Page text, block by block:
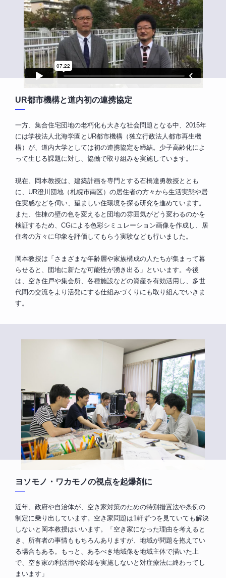
UR都市機構と道内初の連携協定
一方、集合住宅団地の老朽化も大きな社会問題となる中、2015年
には学校法人北海学園とUR都市機構（独立行政法人都市再生機
構）が、道内大学としては初の連携協定を締結。少子高齢化によ
って生じる課題に対し、協働で取り組みを実施しています。
現在、岡本教授は、建築計画を専門とする石橋達勇教授ととも
に、UR澄川団地（札幌市南区）の居住者の方々から生活実態や居
住実感などを伺い、望ましい住環境を探る研究を進めています。
また、住棟の壁の色を変えると団地の雰囲気がどう変わるのかを
検証するため、CGによる色彩シミュレーション画像を作成し、居
住者の方々に印象を評価してもらう実験なども行いました。
岡本教授は「さまざまな年齢層や家族構成の人たちが集まって暮
らせると、団地に新たな可能性が湧き出る」といいます。今後
は、空き住戸や集会所、各種施設などの資産を有効活用し、多世
代間の交流をより活発にする仕組みづくりにも取り組んでいきま
す。
ヨソモノ・ワカモノの視点を起爆剤に
近年、政府や自治体が、空き家対策のための特別措置法や条例の
制定に乗り出しています。空き家問題は1軒ずつを見ていても解決
しないと岡本教授はいいます。「空き家になった理由を考えると
き、所有者の事情ももちろんありますが、地域が問題を抱えてい
る場合もある。もっと、あるべき地域像を地域主体で描いた上
で、空き家の利活用や除却を実施しないと対症療法に終わってし
まいます」